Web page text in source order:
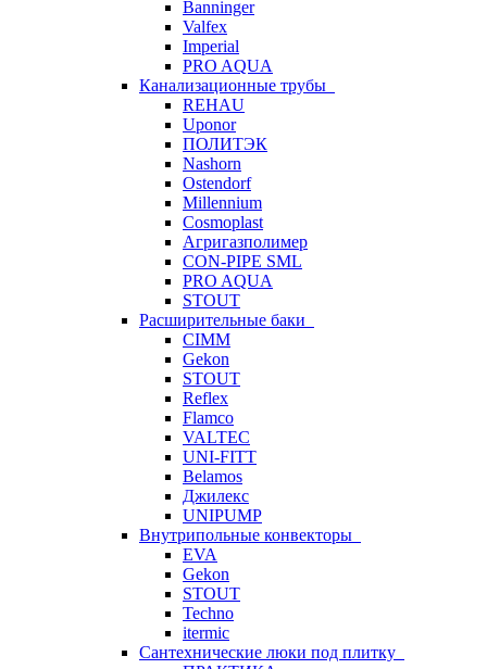
Banninger
Valfex
Imperial
PRO AQUA
Канализационные трубы
REHAU
Uponor
ПОЛИТЭК
Nashorn
Ostendorf
Millennium
Cosmoplast
Агригазполимер
CON-PIPE SML
PRO AQUA
STOUT
Расширительные баки
CIMM
Gekon
STOUT
Reflex
Flamco
VALTEC
UNI-FITT
Belamos
Джилекс
UNIPUMP
Внутрипольные конвекторы
EVA
Gekon
STOUT
Techno
itermic
Сантехнические люки под плитку